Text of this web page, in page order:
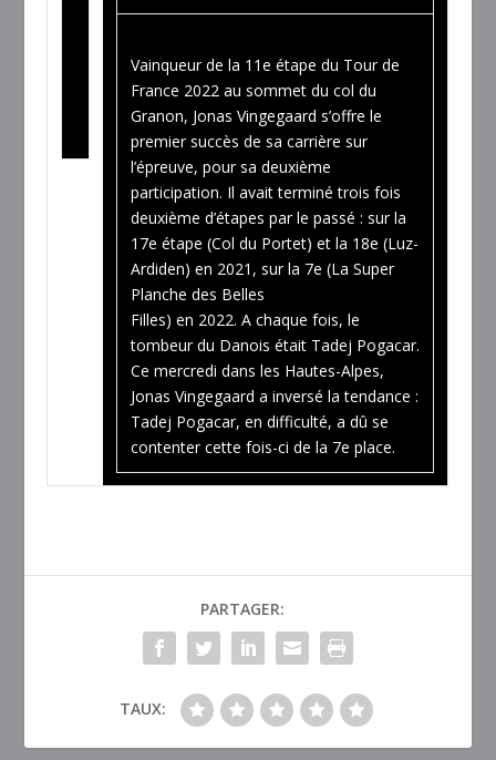
Vainqueur de la 11e étape du Tourde
France 2022 au sommet du col du
Granon, Jonas Vingegaard s’offre le
premier succès de sa carrière sur
l’épreuve, pour sa deuxième
participation. Il avait terminé trois fois
deuxième d’étapes par le passé : sur la
17e étape (Col du Portet) et la 18e (Luz-
Ardiden) en 2021, sur la 7e (La Super
Planche des Belles
Filles) en 2022. A chaque fois, le
tombeur du Danois était Tadej Pogacar.
Ce mercredi dans les Hautes-Alpes,
Jonas Vingegaard a inversé la tendance :
Tadej Pogacar, en difficulté, a dû se
contenter cette fois-ci de la 7e place.
PARTAGER:
TAUX: